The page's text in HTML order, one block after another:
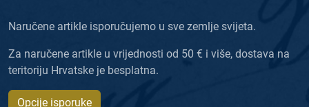
Naručene artikle isporučujemo u sve zemlje svijeta.
Za naručene artikle u vrijednosti od 50 € i više, dostava na
teritoriju Hrvatske je besplatna.
Opcije isporuke